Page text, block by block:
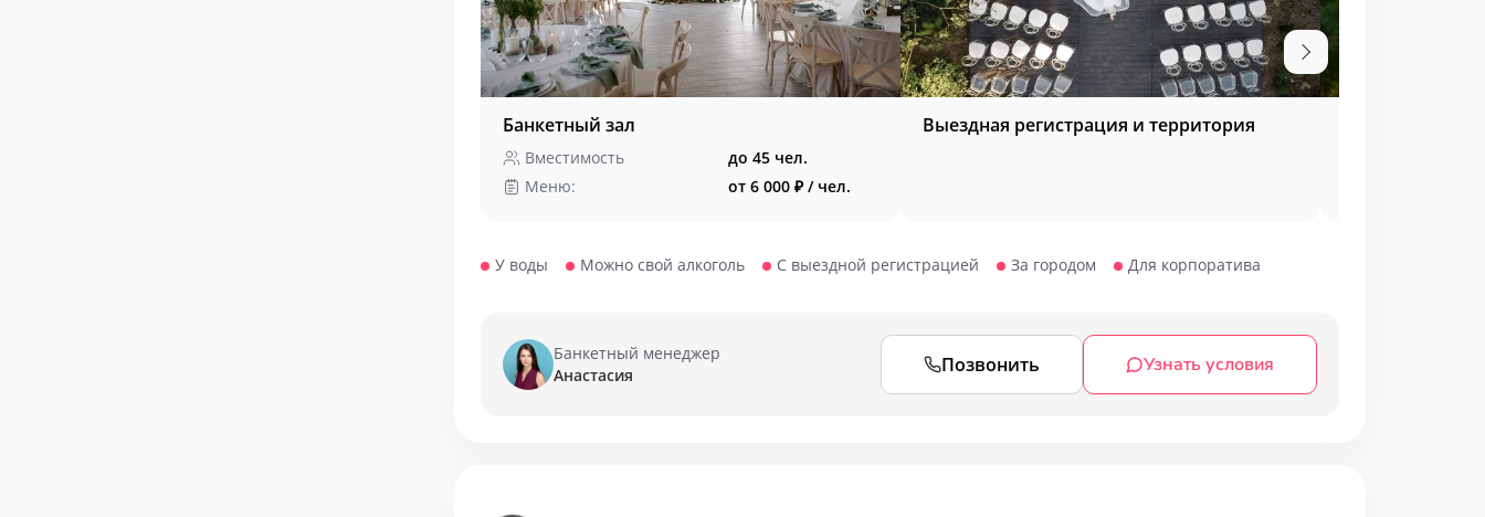
Банкетный зал
Вместимость
до 45 чел.
Меню:
от 6 000 ₽ / чел.
Выездная регистрация и территория
У воды Можно свой алкоголь С выездной регистрацией За городом Для корпоратива
Банкетный менеджер
Анастасия
Позвонить Узнать условия